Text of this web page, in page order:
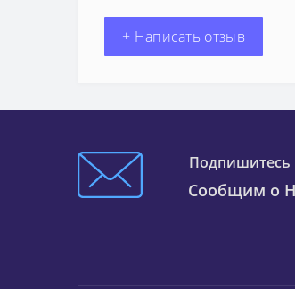
+ Написать отзыв
Подпишитесь
Сообщим о